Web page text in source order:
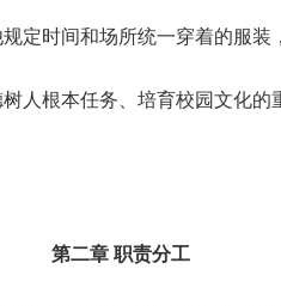
定时间和场所统一穿着的服装
人根本任务、培育校园文化
第二章 职责分工